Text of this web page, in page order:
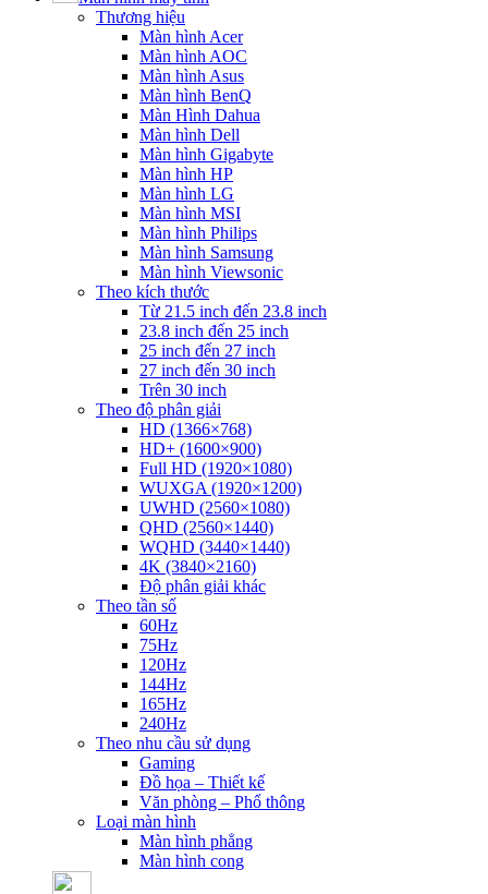
Thương hiệu
Màn hình Acer
Màn hình AOC
Màn hình Asus
Màn hình BenQ
Màn Hình Dahua
Màn hình Dell
Màn hình Gigabyte
Màn hình HP
Màn hình LG
Màn hình MSI
Màn hình Philips
Màn hình Samsung
Màn hình Viewsonic
Theo kích thước
Từ 21.5 inch đến 23.8 inch
23.8 inch đến 25 inch
25 inch đến 27 inch
27 inch đến 30 inch
Trên 30 inch
Theo độ phân giải
HD (1366×768)
HD+ (1600×900)
Full HD (1920×1080)
WUXGA (1920×1200)
UWHD (2560×1080)
QHD (2560×1440)
WQHD (3440×1440)
4K (3840×2160)
Độ phân giải khác
Theo tần số
60Hz
75Hz
120Hz
144Hz
165Hz
240Hz
Theo nhu cầu sử dụng
Gaming
Đồ họa – Thiết kế
Văn phòng – Phổ thông
Loại màn hình
Màn hình phẳng
Màn hình cong